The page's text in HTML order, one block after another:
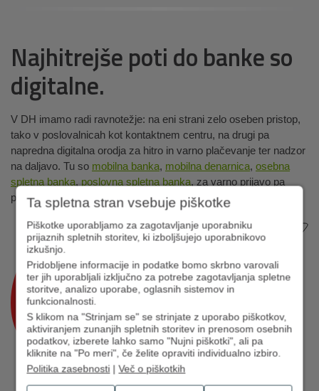
Najhitrejše poti do banke so
digitalne.
V DH imamo radi ravnotežje: na eni strani zelo oseben pristop,
tako v poslovalnicah kot kontaktnem centru, na drugi pa
napredna digitalna orodja za hitro in varno plačevanje ter nadzor
na daljavo. Tu so mobilna banka, mobilna denarnica, osebna
spletna banka, poslovna spletna banka, za varno prijavo pa
poskrbiRekono račun.
Ta spletna stran vsebuje piškotke
Piškotke uporabljamo za zagotavljanje uporabniku
prijaznih spletnih storitev, ki izboljšujejo uporabnikovo
izkušnjo.
Pridobljene informacije in podatke bomo skrbno varovali
ter jih uporabljali izključno za potrebe zagotavljanja spletne
storitve, analizo uporabe, oglasnih sistemov in
funkcionalnosti.
S klikom na "Strinjam se" se strinjate z uporabo piškotkov,
aktiviranjem zunanjih spletnih storitev in prenosom osebnih
podatkov, izberete lahko samo "Nujni piškotki", ali pa
kliknite na "Po meri", če želite opraviti individualno izbiro.
Politika zasebnosti |Več o piškotkih